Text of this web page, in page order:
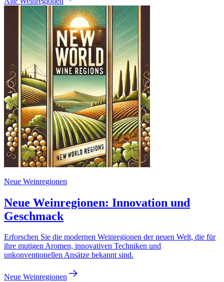
Neue Weinregionen
Neue Weinregionen: Innovation und
Geschmack
Erforschen Sie die modernen Weinregionen der neuen Welt, die für
ihre mutigen Aromen, innovativen Techniken und
unkonventionellen Ansätze bekannt sind.
Neue Weinregionen